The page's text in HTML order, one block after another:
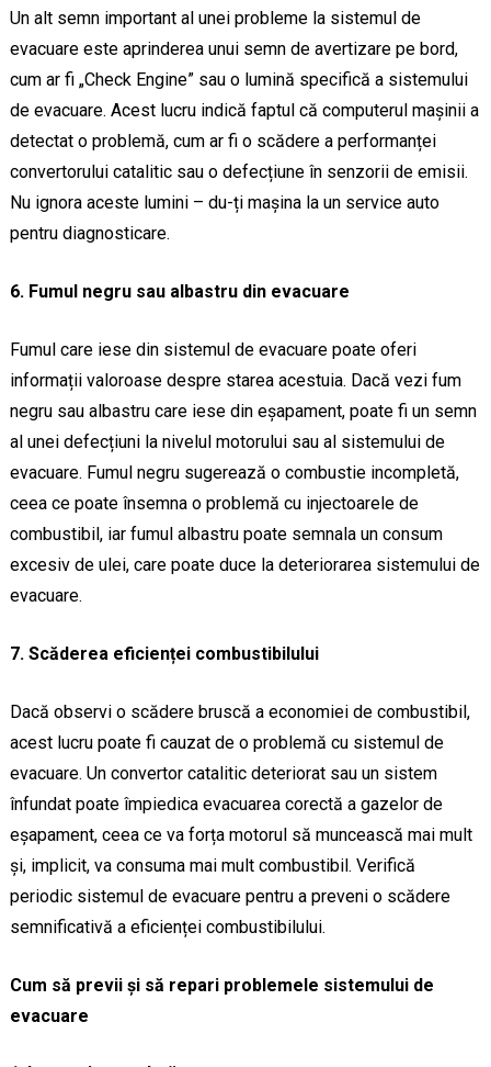
Un alt semn important al unei probleme la sistemul de
evacuare este aprinderea unui semn de avertizare pe bord,
cum ar fi „Check Engine” sau o lumină specifică a sistemului
de evacuare. Acest lucru indică faptul că computerul mașinii a
detectat o problemă, cum ar fi o scădere a performanței
convertorului catalitic sau o defecțiune în senzorii de emisii.
Nu ignora aceste lumini – du-ți mașina la un service auto
pentru diagnosticare.
6. Fumul negru sau albastru din evacuare
Fumul care iese din sistemul de evacuare poate oferi
informații valoroase despre starea acestuia. Dacă vezi fum
negru sau albastru care iese din eșapament, poate fi un semn
al unei defecțiuni la nivelul motorului sau al sistemului de
evacuare. Fumul negru sugerează o combustie incompletă,
ceea ce poate însemna o problemă cu injectoarele de
combustibil, iar fumul albastru poate semnala un consum
excesiv de ulei, care poate duce la deteriorarea sistemului de
evacuare.
7. Scăderea eficienței combustibilului
Dacă observi o scădere bruscă a economiei de combustibil,
acest lucru poate fi cauzat de o problemă cu sistemul de
evacuare. Un convertor catalitic deteriorat sau un sistem
înfundat poate împiedica evacuarea corectă a gazelor de
eșapament, ceea ce va forța motorul să muncească mai mult
și, implicit, va consuma mai mult combustibil. Verifică
periodic sistemul de evacuare pentru a preveni o scădere
semnificativă a eficienței combustibilului.
Cum să previi și să repari problemele sistemului de
evacuare